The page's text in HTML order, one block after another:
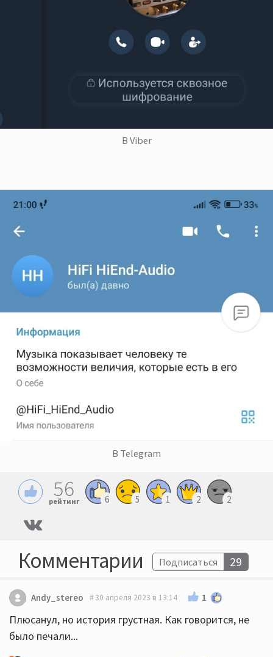
В Viber
В Telegram
56
рейтинг 6 5 1 2 2
Комментарии Подписаться 29
Andy_stereo 30 апреля 2023 в 13:14 1
Плюсанул, но история грустная. Как говорится, не
было печали...